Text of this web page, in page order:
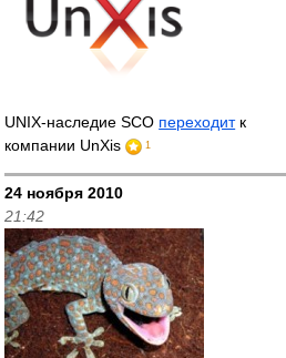
UNIX-наследие SCO переходитк
компании UnXis
1
24 ноября 2010
21:42